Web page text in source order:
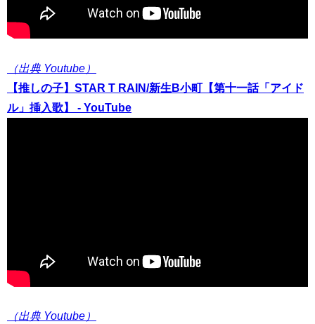
（出典 Youtube）
【推しの子】STAR T RAIN/新生B小町【第十一話「アイド
ル」挿入歌】 - YouTube
（出典 Youtube）